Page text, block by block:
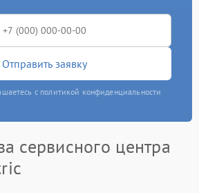
Отправить заявку
с политикой конфиденциальности
сервисного центра